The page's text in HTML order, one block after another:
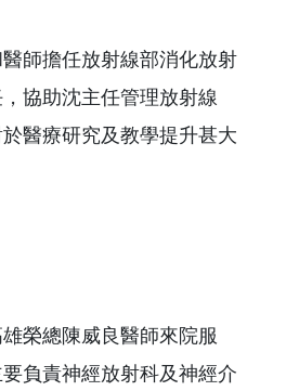
醫師擔任放射線部消化放射
協助沈主任管理放射線
醫療研究及教學提升甚大
榮總陳威良醫師來院服
負責神經放射科及神經介